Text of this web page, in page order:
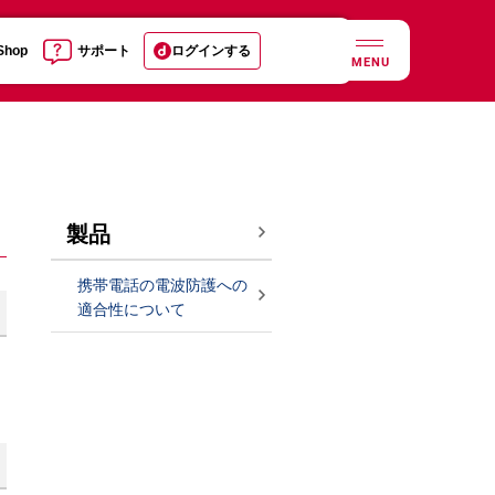
サポート ログインする
MENU
製品
携帯電話の電波防護への
適合性について